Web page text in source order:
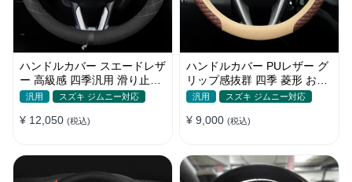
ハンドルカバー スエードレザ
ー 高級感 四季汎用 滑り止め
O型-D型 軽/普自動車 SUV
汎用 スズキ ジムニー対応
¥ 12,050 (税込)
ハンドルカバー PUレザー グ
リップ感抜群 四季 菱形 おし
ゃれ 滑り防止 触感よく 菱形
汎用 スズキ ジムニー対応
¥ 9,000 (税込)